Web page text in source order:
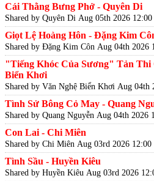
Cái Thằng Bưng Phở - Quyên Di
Shared by Quyên Di Aug 05th 2026 12:00
Giọt Lệ Hoàng Hôn - Đặng Kim
Shared by Đặng Kim Côn Aug 04th 2026
"Tiếng Khóc Của Sương" Tản Thi
Biển Khơi
Shared by Văn Nghệ Biển Khơi Aug 04th
Tình Sử Bông Cỏ May - Quang
Shared by Quang Nguyễn Aug 04th 2026
Con Lai - Chi Miên
Shared by Chi Miên Aug 03rd 2026 12:00
Tình Sầu - Huyền Kiêu
Shared by Huyền Kiêu Aug 03rd 2026